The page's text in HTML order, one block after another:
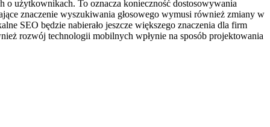
o użytkownikach. To oznacza konieczność dostosowywania
znaczenie wyszukiwania głosowego wymusi również zmiany w
SEO będzie nabierało jeszcze większego znaczenia dla firm
rozwój technologii mobilnych wpłynie na sposób projektowania